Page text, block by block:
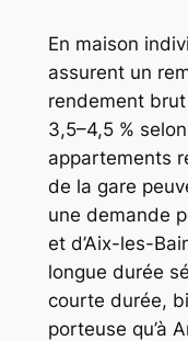
En maison
assurent un
rendement
3,5–4,5 %
appartements
de la gare
une demande
et d’Aix-les-
longue durée
courte durée,
porteuse qu’à